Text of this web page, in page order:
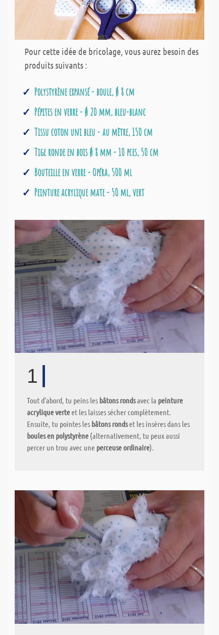
Pour cette idée de bricolage, vous aurez besoin des
produits suivants :
Polystyrène expansé - boule, Ø 8 cm
Pépites en verre - Ø 20 mm, bleu-blanc
Tissu coton uni bleu - au mètre, 150 cm
Tige ronde en bois Ø 8 mm - 10 pces, 50 cm
Bouteille en verre - Opéra, 500 ml
Peinture acrylique mate - 50 ml, vert
1
Tout d’abord, tu peins les bâtons rondsavec la peinture
acrylique verteet les laisses sécher complètement.
Ensuite, tu pointes les bâtons rondset les insères dans les
boules en polystyrène (alternativement, tu peux aussi
percer un trou avec une perceuse ordinaire).